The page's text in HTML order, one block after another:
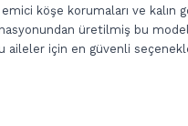
köşe korumaları ve kalın
üretilmiş bu
aileler için en güvenli